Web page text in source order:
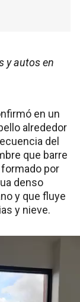
y autos en
en un
alrededor
del
que barre
por
denso
y que fluye
y nieve.